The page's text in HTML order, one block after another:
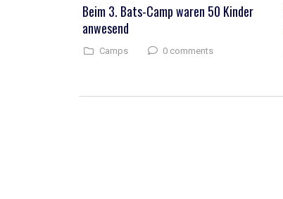
Beim 3. Bats-Camp waren 50 Kinder
anwesend
Camps 0 comments